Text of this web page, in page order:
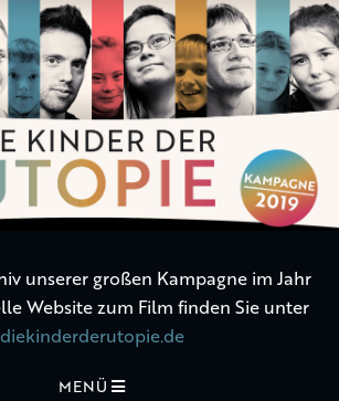
unserer großen Kampagne im Jahr
Website zum Film finden Sie unter
diekinderderutopie.de
MENÜ